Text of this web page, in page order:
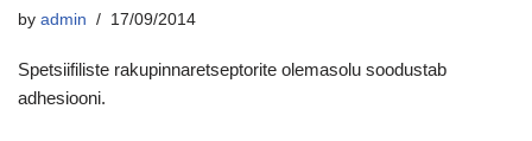
by admin 17/09/2014
Spetsiifiliste rakupinnaretseptorite olemasolu soodustab
adhesiooni.